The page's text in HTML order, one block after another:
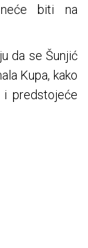
biti na
da se Šunjić
Kupa, kako
predstojeće